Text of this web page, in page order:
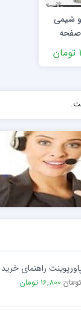
شیمی
راهنمای
16,800 تومان